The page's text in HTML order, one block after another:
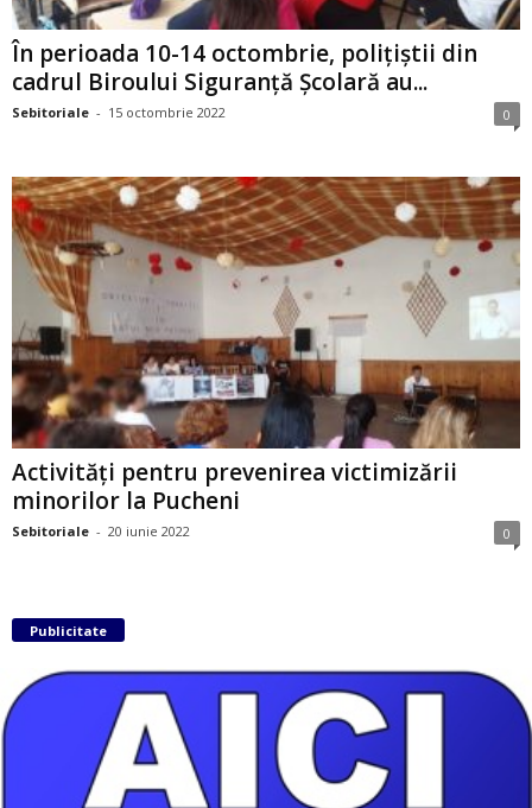
În perioada 10-14 octombrie, polițiștii din
cadrul Biroului Siguranță Școlară au...
Sebitoriale - 15 octombrie 2022 0
Activități pentru prevenirea victimizării
minorilor la Pucheni
Sebitoriale - 20 iunie 2022 0
Publicitate